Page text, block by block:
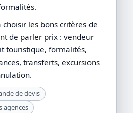
les bons critères de
de parler prix : vendeur
touristique, formalités,
transferts, excursions
de devis
agences